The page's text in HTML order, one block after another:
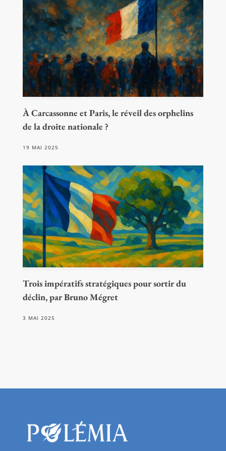
À Carcassonne et Paris, le réveil des orphelins
de la droite nationale ?
19 MAI 2025
Trois impératifs stratégiques pour sortir du
déclin, par Bruno Mégret
3 MAI 2025